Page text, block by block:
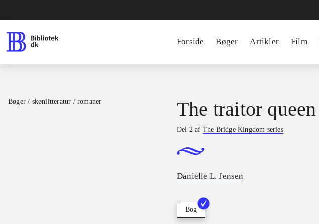
Forside Bøger Artikler Film
Bøger / skønlitteratur / romaner The traitor queen
Del 2 af The Bridge Kingdom series
Danielle L. Jensen
Bog